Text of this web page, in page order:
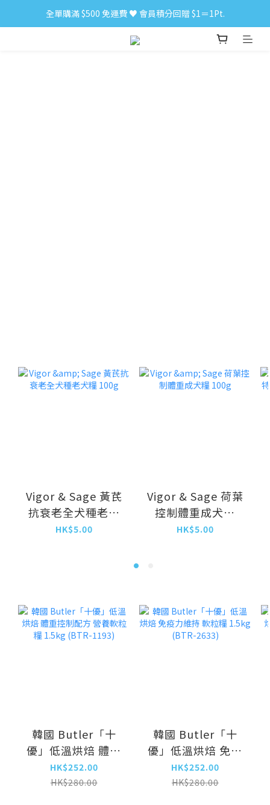
小食購滿 $300 順豐免運費 ‼
全單購滿 $500 免運費 ♥︎ 會員積分回贈 $1＝1Pt.
小食購滿 $300 順豐免運費 ‼
Vigor & Sage 黃芪
抗衰老全犬種老犬
糧 100g
HK$5.00
Vigor & Sage 荷葉
控制體重成犬糧
100g
HK$5.00
韓國 Butler「十
優」低溫烘焙 體重
控制配方 營養軟粒
糧 1.5kg (BTR-
HK$252.00
HK$280.00
韓國 Butler「十
優」低溫烘焙 免疫
力維持 軟粒糧
1.5kg (BTR-2633)
HK$252.00
HK$280.00